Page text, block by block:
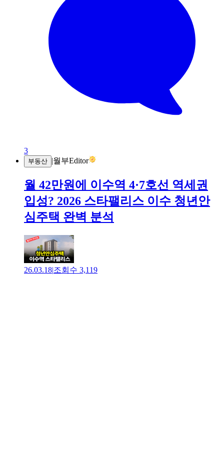
3
부동산 |월부Editor
월 42만원에 이수역 4·7호선 역세권
입성? 2026 스타팰리스 이수 청년안
심주택 완벽 분석
26.03.18|조회수 3,119